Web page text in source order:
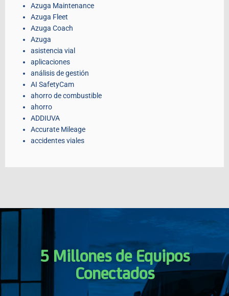
Azuga Maintenance
Azuga Fleet
Azuga Coach
Azuga
asistencia vial
aplicaciones
análisis de gestión
AI SafetyCam
ahorro de combustible
ahorro
ADDIUVA
Accurate Mileage
accidentes viales
5 Millones de Equipos
Conectados